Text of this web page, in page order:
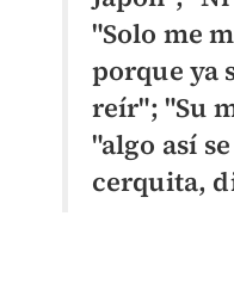
"Solo me
porque ya
reír"; "Su
"algo así
cerquita,